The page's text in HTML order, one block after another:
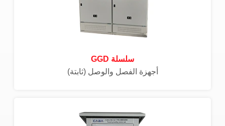
سلسلة GGD
أجهزة الفصل والوصل (ثابتة)